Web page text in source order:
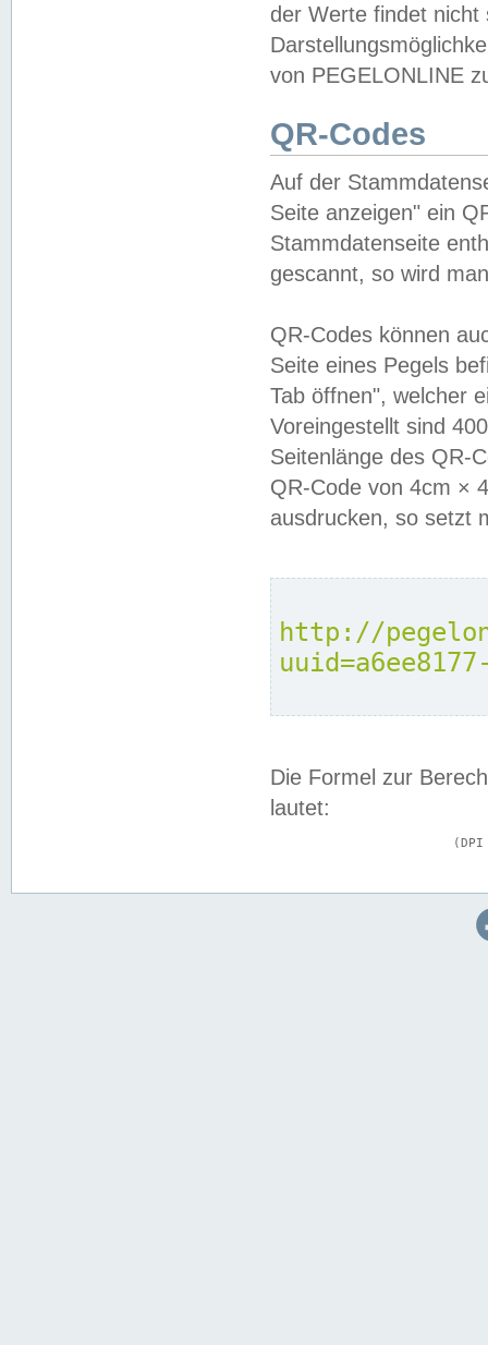
der Werte findet
von PEGELONLINE
QR-Codes
Auf der
Seite anzeigen" ein
Stammdatenseite
gescannt, so wird
QR-Codes können
Seite eines Pegels
Tab öffnen", welcher
Voreingestellt sind
Seitenlänge des QR-
QR-Code von 4cm ×
ausdrucken, so setzt
http://
Die Formel zur
lautet: